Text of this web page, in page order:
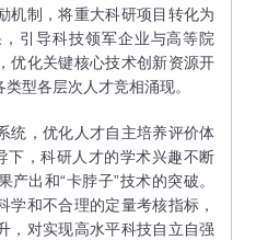
机制，将重大科研项目转化为
引导科技领军企业与高等院
优化关键核心技术创新资源开
型各层次人才竞相涌现。
，优化人才自主培养评价体
下，科研人才的学术兴趣不断
出和“卡脖子”技术的突破。
学和不合理的定量考核指标，
，对实现高水平科技自立自强